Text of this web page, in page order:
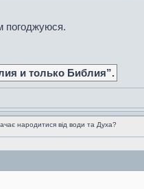
погоджуюся.
и только Библия”.
народитися від води та Духа?